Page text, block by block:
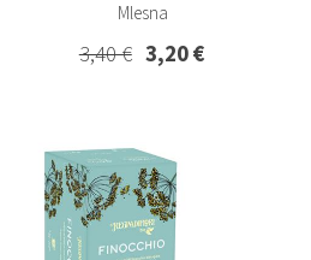
Mlesna
3,40 € 3,20 €